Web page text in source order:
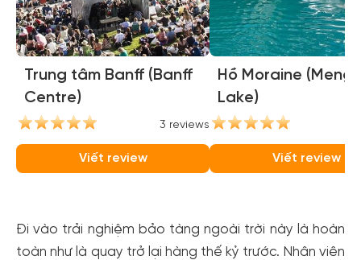
Trung tâm Banff (Banff
Centre)
3 reviews
Viết review
Hồ Moraine
Lake)
Viết review
Đi vào trải nghiệm bảo tàng ngoài trời này là hoàn
toàn như là quay trở lại hàng thế kỷ trước. Nhân viên